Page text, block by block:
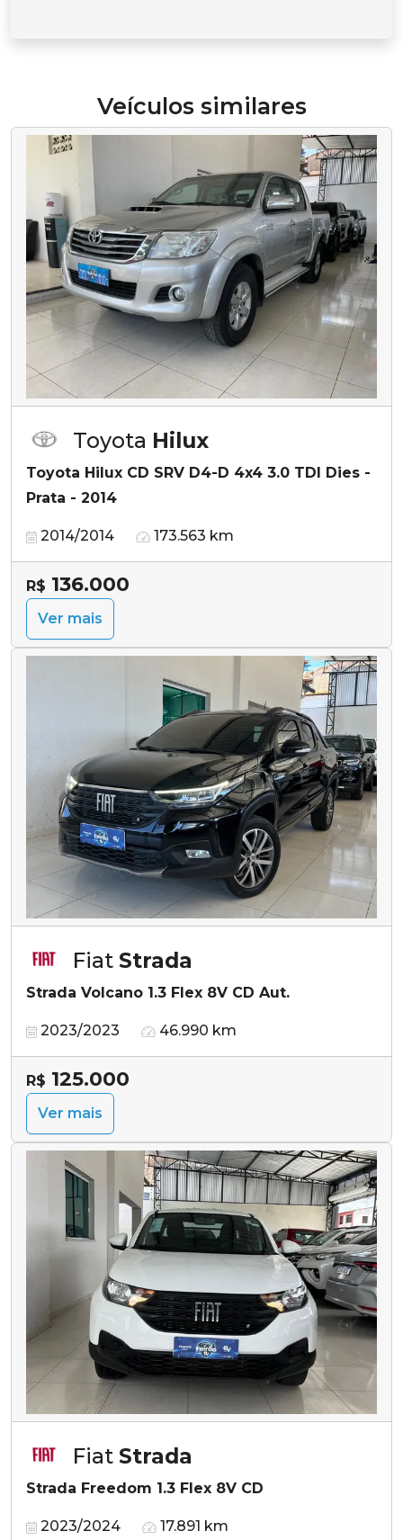
Veículos similares
Toyota Hilux
Toyota Hilux CD SRV D4-D 4x4 3.0 TDI Dies -
Prata - 2014
2014/2014 173.563 km
R$ 136.000
Ver mais
Fiat Strada
Strada Volcano 1.3 Flex 8V CD Aut.
2023/2023 46.990 km
R$ 125.000
Ver mais
Fiat Strada
Strada Freedom 1.3 Flex 8V CD
2023/2024 17.891 km